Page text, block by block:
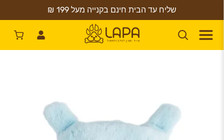
שליח עד הבית חינם בקנייה מעל 199 ₪